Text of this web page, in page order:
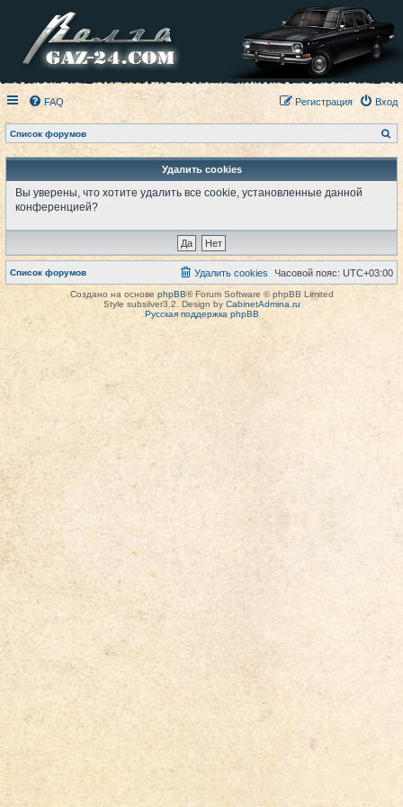
FAQ Вход
Регистрация
Список форумов
о
с
Удалить cookies
Вы уверены, что хотите удалить все cookie, установленные данной
конференцией?
Список форумов Часовой пояс: UTC+03:00
Удалить cookies
Создано на основе phpBB® Forum Software © phpBB Limited
Style subsilver3.2. Design by CabinetAdmina.ru
Русская поддержка phpBB